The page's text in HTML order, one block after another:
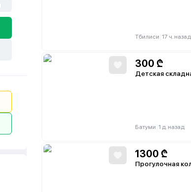
Тбилиси 17 ч. назад
300 ₾
Детская
Батуми 1 д. назад
1300 ₾
Прогулочная